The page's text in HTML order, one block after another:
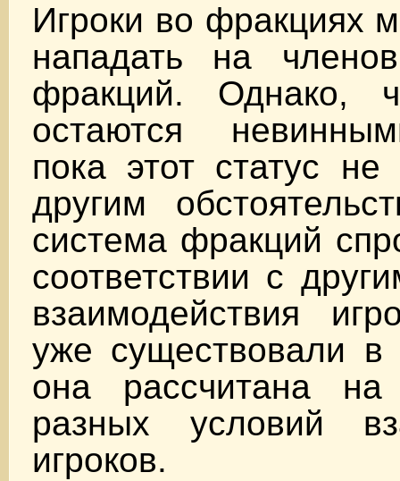
Игроки во фракциях
нападать на
фракций. Однако,
остаются
пока этот статус
другим
система фракций
соответствии с
взаимодействия
уже существовали в
она рассчитана на
разных условий
игроков.